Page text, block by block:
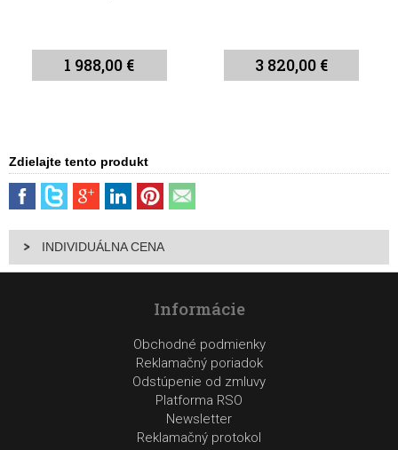
1 988,00 € 3 820,00 €
Zdielajte tento produkt
INDIVIDUÁLNA CENA
Informácie
Obchodné podmienky
Reklamačný poriadok
Odstúpenie od zmluvy
Platforma RSO
Newsletter
Reklamačný protokol